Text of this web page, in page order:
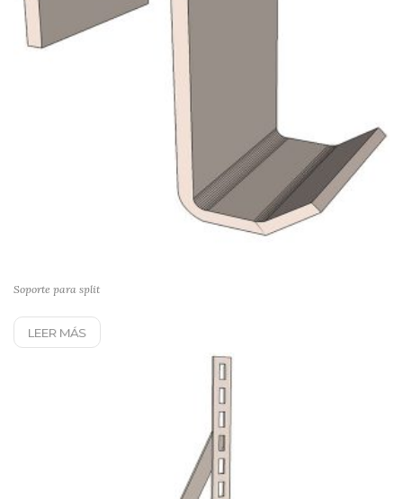
Soporte para split
LEER MÁS